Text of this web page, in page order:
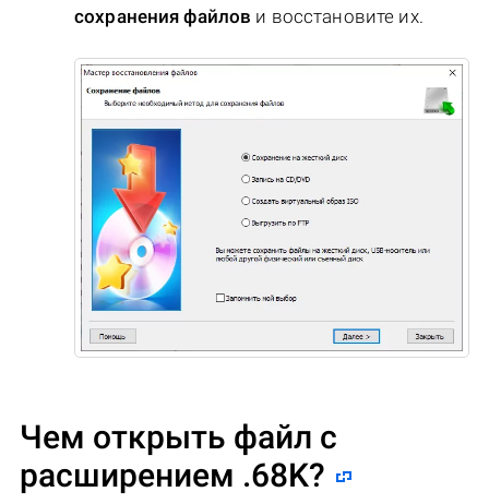
сохранения файлов и восстановите их.
Чем открыть файл с
расширением .68K?